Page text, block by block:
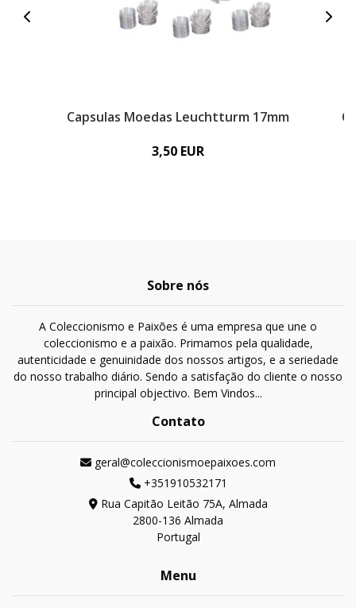
Capsulas Moedas Leuchtturm 17mm
3,50 EUR
Sobre nós
A Coleccionismo e Paixões é uma empresa que une o
coleccionismo e a paixão. Primamos pela qualidade,
autenticidade e genuinidade dos nossos artigos, e a seriedade
do nosso trabalho diário. Sendo a satisfação do cliente o nosso
principal objectivo. Bem Vindos...
Contato
geral@coleccionismoepaixoes.com
+351910532171
Rua Capitão Leitão 75A, Almada
2800-136 Almada
Portugal
Menu